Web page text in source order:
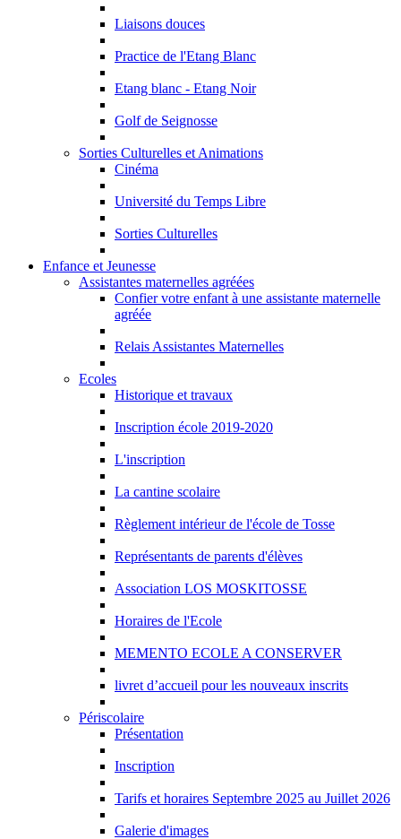
Liaisons douces
Practice de l'Etang Blanc
Etang blanc - Etang Noir
Golf de Seignosse
Sorties Culturelles et Animations
Cinéma
Université du Temps Libre
Sorties Culturelles
Enfance et Jeunesse
Assistantes maternelles agréées
Confier votre enfant à une assistante maternelle
agréée
Relais Assistantes Maternelles
Ecoles
Historique et travaux
Inscription école 2019-2020
L'inscription
La cantine scolaire
Règlement intérieur de l'école de Tosse
Représentants de parents d'élèves
Association LOS MOSKITOSSE
Horaires de l'Ecole
MEMENTO ECOLE A CONSERVER
livret d’accueil pour les nouveaux inscrits
Périscolaire
Présentation
Inscription
Tarifs et horaires Septembre 2025 au Juillet 2026
Galerie d'images